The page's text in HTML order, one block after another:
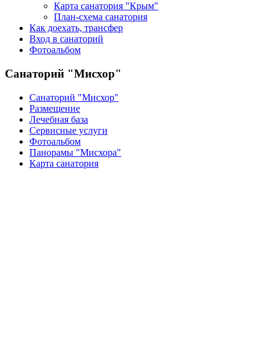
Карта санатория "Крым"
План-схема санатория
Как доехать, трансфер
Вход в санаторий
Фотоальбом
Санаторий "Мисхор"
Санаторий "Мисхор"
Размещение
Лечебная база
Сервисные услуги
Фотоальбом
Панорамы "Мисхора"
Карта санатория